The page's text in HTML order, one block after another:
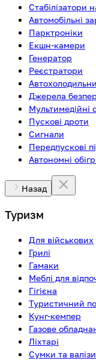
Стабілізатори
Автомобільні
Парктроніки
Екшн-камери
Генератор
Реєстратори
Джерела
Мультимедійні
Пускові дроти
Сигнали
Передпускові
Автономні
Назад
Туризм
Для військових
Грилі
Гамаки
Меблі для
Гігієна
Туристичний
Кунг-кемпер
Газове
Ліхтарі
Сумки та валізи